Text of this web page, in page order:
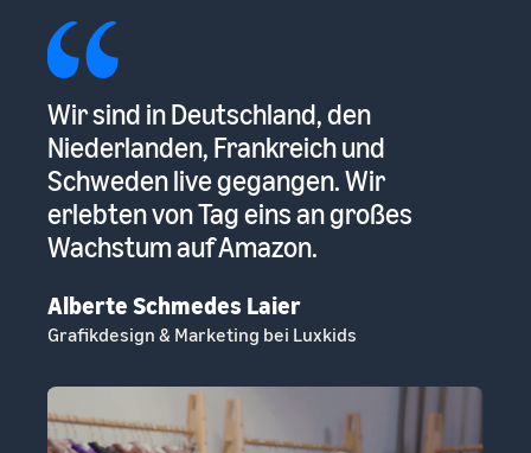
Wir sind in Deutschland, den
Niederlanden, Frankreich und
Schweden live gegangen. Wir
erlebten von Tag eins an großes
Wachstum auf Amazon.
Alberte Schmedes Laier
Grafikdesign & Marketing bei Luxkids